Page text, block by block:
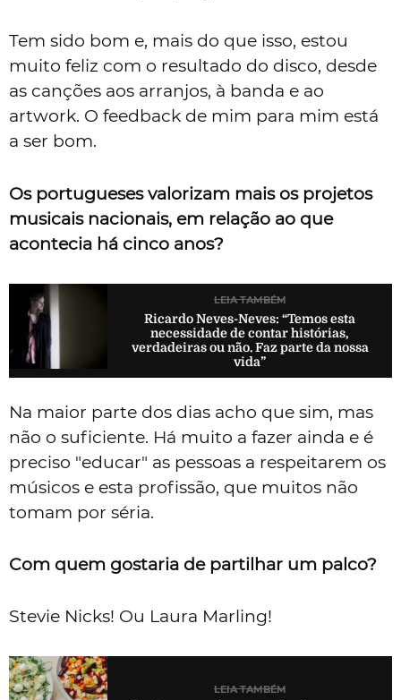
Tem sido bom e, mais do que isso, estou
muito feliz com o resultado do disco, desde
as canções aos arranjos, à banda e ao
artwork. O feedback de mim para mim está
a ser bom.
Os portugueses valorizam mais os projetos
musicais nacionais, em relação ao que
acontecia há cinco anos?
LEIA TAMBÉM
Ricardo Neves-Neves: “Temos esta
necessidade de contar histórias,
verdadeiras ou não. Faz parte da nossa
vida”
Na maior parte dos dias acho que sim, mas
não o suficiente. Há muito a fazer ainda e é
preciso "educar" as pessoas a respeitarem os
músicos e esta profissão, que muitos não
tomam por séria.
Com quem gostaria de partilhar um palco?
Stevie Nicks! Ou Laura Marling!
LEIA TAMBÉM